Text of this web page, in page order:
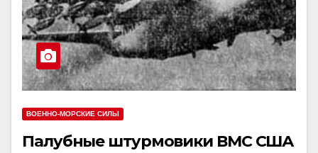
ВОЕННО-МОРСКИЕ СИЛЫ
Палубные штурмовики ВМС США